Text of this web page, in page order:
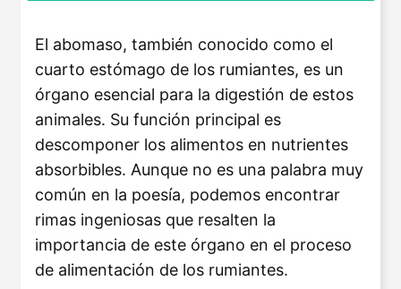
El abomaso, también conocido como el
cuarto estómago de los rumiantes, es un
órgano esencial para la digestión de estos
animales. Su función principal es
descomponer los alimentos en nutrientes
absorbibles. Aunque no es una palabra muy
común en la poesía, podemos encontrar
rimas ingeniosas que resalten la
importancia de este órgano en el proceso
de alimentación de los rumiantes.